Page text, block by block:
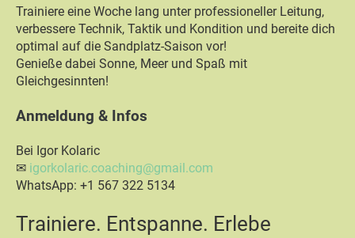
Trainiere eine Woche lang unter professioneller Leitung,
verbessere Technik, Taktik und Kondition und bereite dich
optimal auf die Sandplatz-Saison vor!
Genieße dabei Sonne, Meer und Spaß mit
Gleichgesinnten!
Anmeldung & Infos
Bei Igor Kolaric
✉ igorkolaric.coaching@gmail.com
WhatsApp: +1 567 322 5134
Trainiere. Entspanne. Erlebe